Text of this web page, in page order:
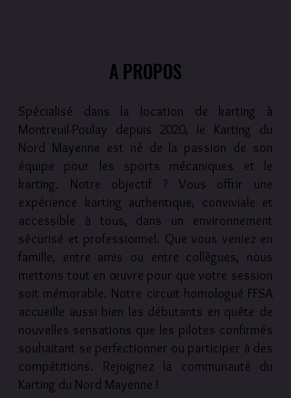
A PROPOS
Spécialisé dans la location de karting à
Montreuil-Poulay depuis 2020, le Karting du
Nord Mayenne est né de la passion de son
équipe pour les sports mécaniques et le
karting. Notre objectif ? Vous offrir une
expérience karting authentique, conviviale et
accessible à tous, dans un environnement
sécurisé et professionnel. Que vous veniez en
famille, entre amis ou entre collègues, nous
mettons tout en œuvre pour que votre session
soit mémorable. Notre circuit homologué FFSA
accueille aussi bien les débutants en quête de
nouvelles sensations que les pilotes confirmés
souhaitant se perfectionner ou participer à des
compétitions. Rejoignez la communauté du
Karting du Nord Mayenne !